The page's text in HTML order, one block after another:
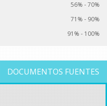
56% - 70%
71% - 90%
91% - 100%
DOCUMENTOS FUENTES